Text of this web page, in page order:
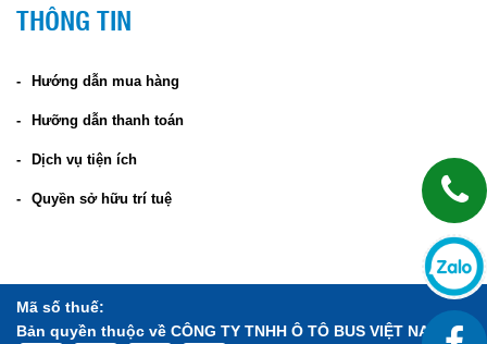
THÔNG TIN
Hướng dẫn mua hàng
Hưỡng dẫn thanh toán
Dịch vụ tiện ích
Quyền sở hữu trí tuệ
Mã số thuế:
Bản quyền thuộc về CÔNG TY TNHH Ô TÔ BUS VIỆT NAM